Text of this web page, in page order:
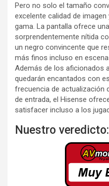
Pero no solo el tamaño
excelente calidad de
gama. La pantalla ofrece
sorprendentemente nítida
un negro convincente que
más finos incluso en
Además de los aficionados
quedarán encantados con
frecuencia de actualización
de entrada, el Hisense
satisfacer incluso a los
Nuestro